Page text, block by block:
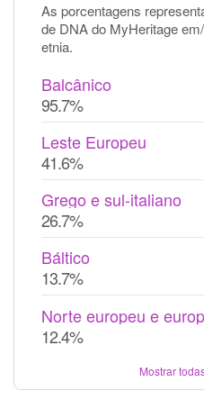
As porcentagens
de DNA do MyHeritage
etnia.
Balcânico
95.7%
Leste Europeu
41.6%
Grego e sul-italiano
26.7%
Báltico
13.7%
Norte europeu e
12.4%
Mostrar